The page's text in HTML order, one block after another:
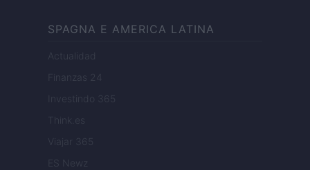
SPAGNA E AMERICA LATINA
Actualidad
Finanzas 24
Investindo 365
Think.es
Viajar 365
ES Newz